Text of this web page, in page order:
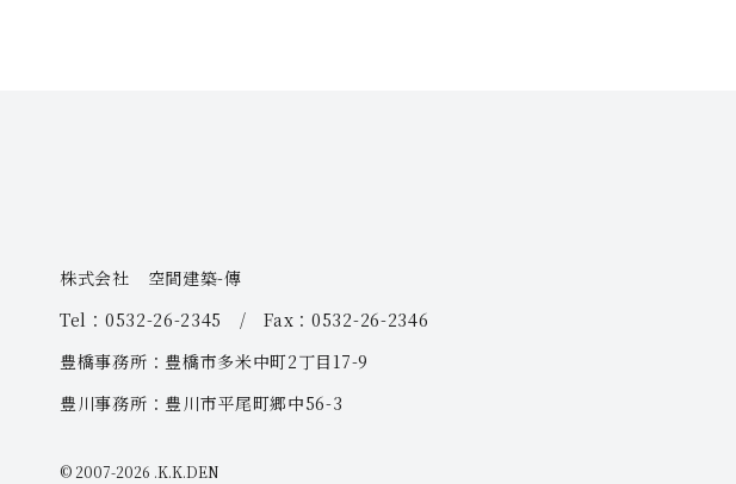
株式会社 空間建築-傳
Tel：0532-26-2345 / Fax：0532-26-2346
豊橋事務所：豊橋市多米中町2丁目17-9
豊川事務所：豊川市平尾町郷中56-3
© 2007-2026 .K.K.DEN